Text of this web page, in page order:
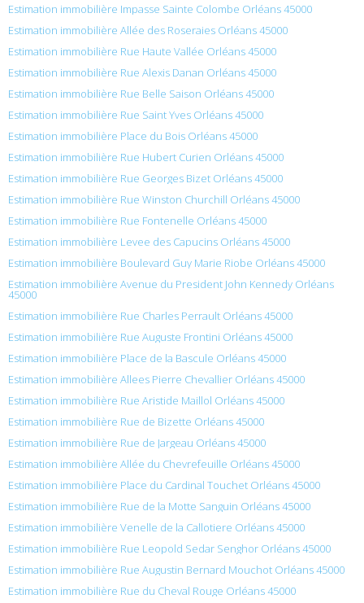
Estimation immobilière Impasse Sainte Colombe Orléans 45000
Estimation immobilière Allée des Roseraies Orléans 45000
Estimation immobilière Rue Haute Vallée Orléans 45000
Estimation immobilière Rue Alexis Danan Orléans 45000
Estimation immobilière Rue Belle Saison Orléans 45000
Estimation immobilière Rue Saint Yves Orléans 45000
Estimation immobilière Place du Bois Orléans 45000
Estimation immobilière Rue Hubert Curien Orléans 45000
Estimation immobilière Rue Georges Bizet Orléans 45000
Estimation immobilière Rue Winston Churchill Orléans 45000
Estimation immobilière Rue Fontenelle Orléans 45000
Estimation immobilière Levee des Capucins Orléans 45000
Estimation immobilière Boulevard Guy Marie Riobe Orléans 45000
Estimation immobilière Avenue du President John Kennedy Orléans
45000
Estimation immobilière Rue Charles Perrault Orléans 45000
Estimation immobilière Rue Auguste Frontini Orléans 45000
Estimation immobilière Place de la Bascule Orléans 45000
Estimation immobilière Allees Pierre Chevallier Orléans 45000
Estimation immobilière Rue Aristide Maillol Orléans 45000
Estimation immobilière Rue de Bizette Orléans 45000
Estimation immobilière Rue de Jargeau Orléans 45000
Estimation immobilière Allée du Chevrefeuille Orléans 45000
Estimation immobilière Place du Cardinal Touchet Orléans 45000
Estimation immobilière Rue de la Motte Sanguin Orléans 45000
Estimation immobilière Venelle de la Callotiere Orléans 45000
Estimation immobilière Rue Leopold Sedar Senghor Orléans 45000
Estimation immobilière Rue Augustin Bernard Mouchot Orléans 45000
Estimation immobilière Rue du Cheval Rouge Orléans 45000